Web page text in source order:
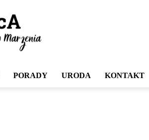
PORADY URODA KONTAKT